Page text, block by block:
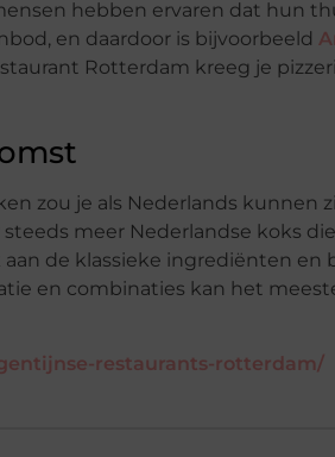
hebben ervaren dat hun
en daardoor is bijvoorbeeld
Rotterdam kreeg je
zou je als Nederlands kunnen
meer Nederlandse koks
de klassieke ingrediënten en
en combinaties kan het
restaurants-rotterdam/